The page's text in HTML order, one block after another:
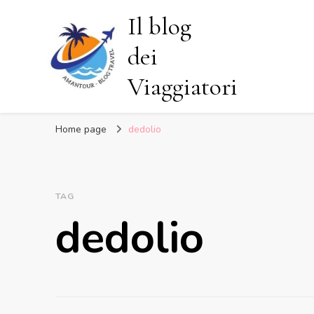
Il blog
dei
Viaggiatori
Home page dedolio
TAG
dedolio